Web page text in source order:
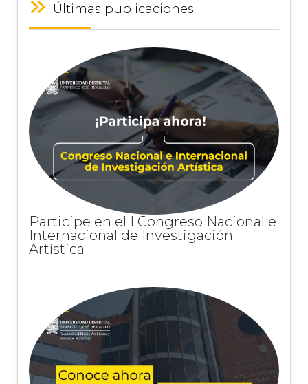
Últimas publicaciones
Participe en el I Congreso Nacional e
Internacional de Investigación
Artística